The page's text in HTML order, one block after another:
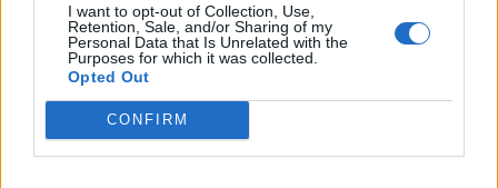
I want to opt-out of Collection, Use,
Retention, Sale, and/or Sharing of my
Personal Data that Is Unrelated with the
Purposes for which it was collected.
Opted Out
CONFIRM
UUTISET
Kela voi leikata tukia
ulkomaanmatkan vuoksi